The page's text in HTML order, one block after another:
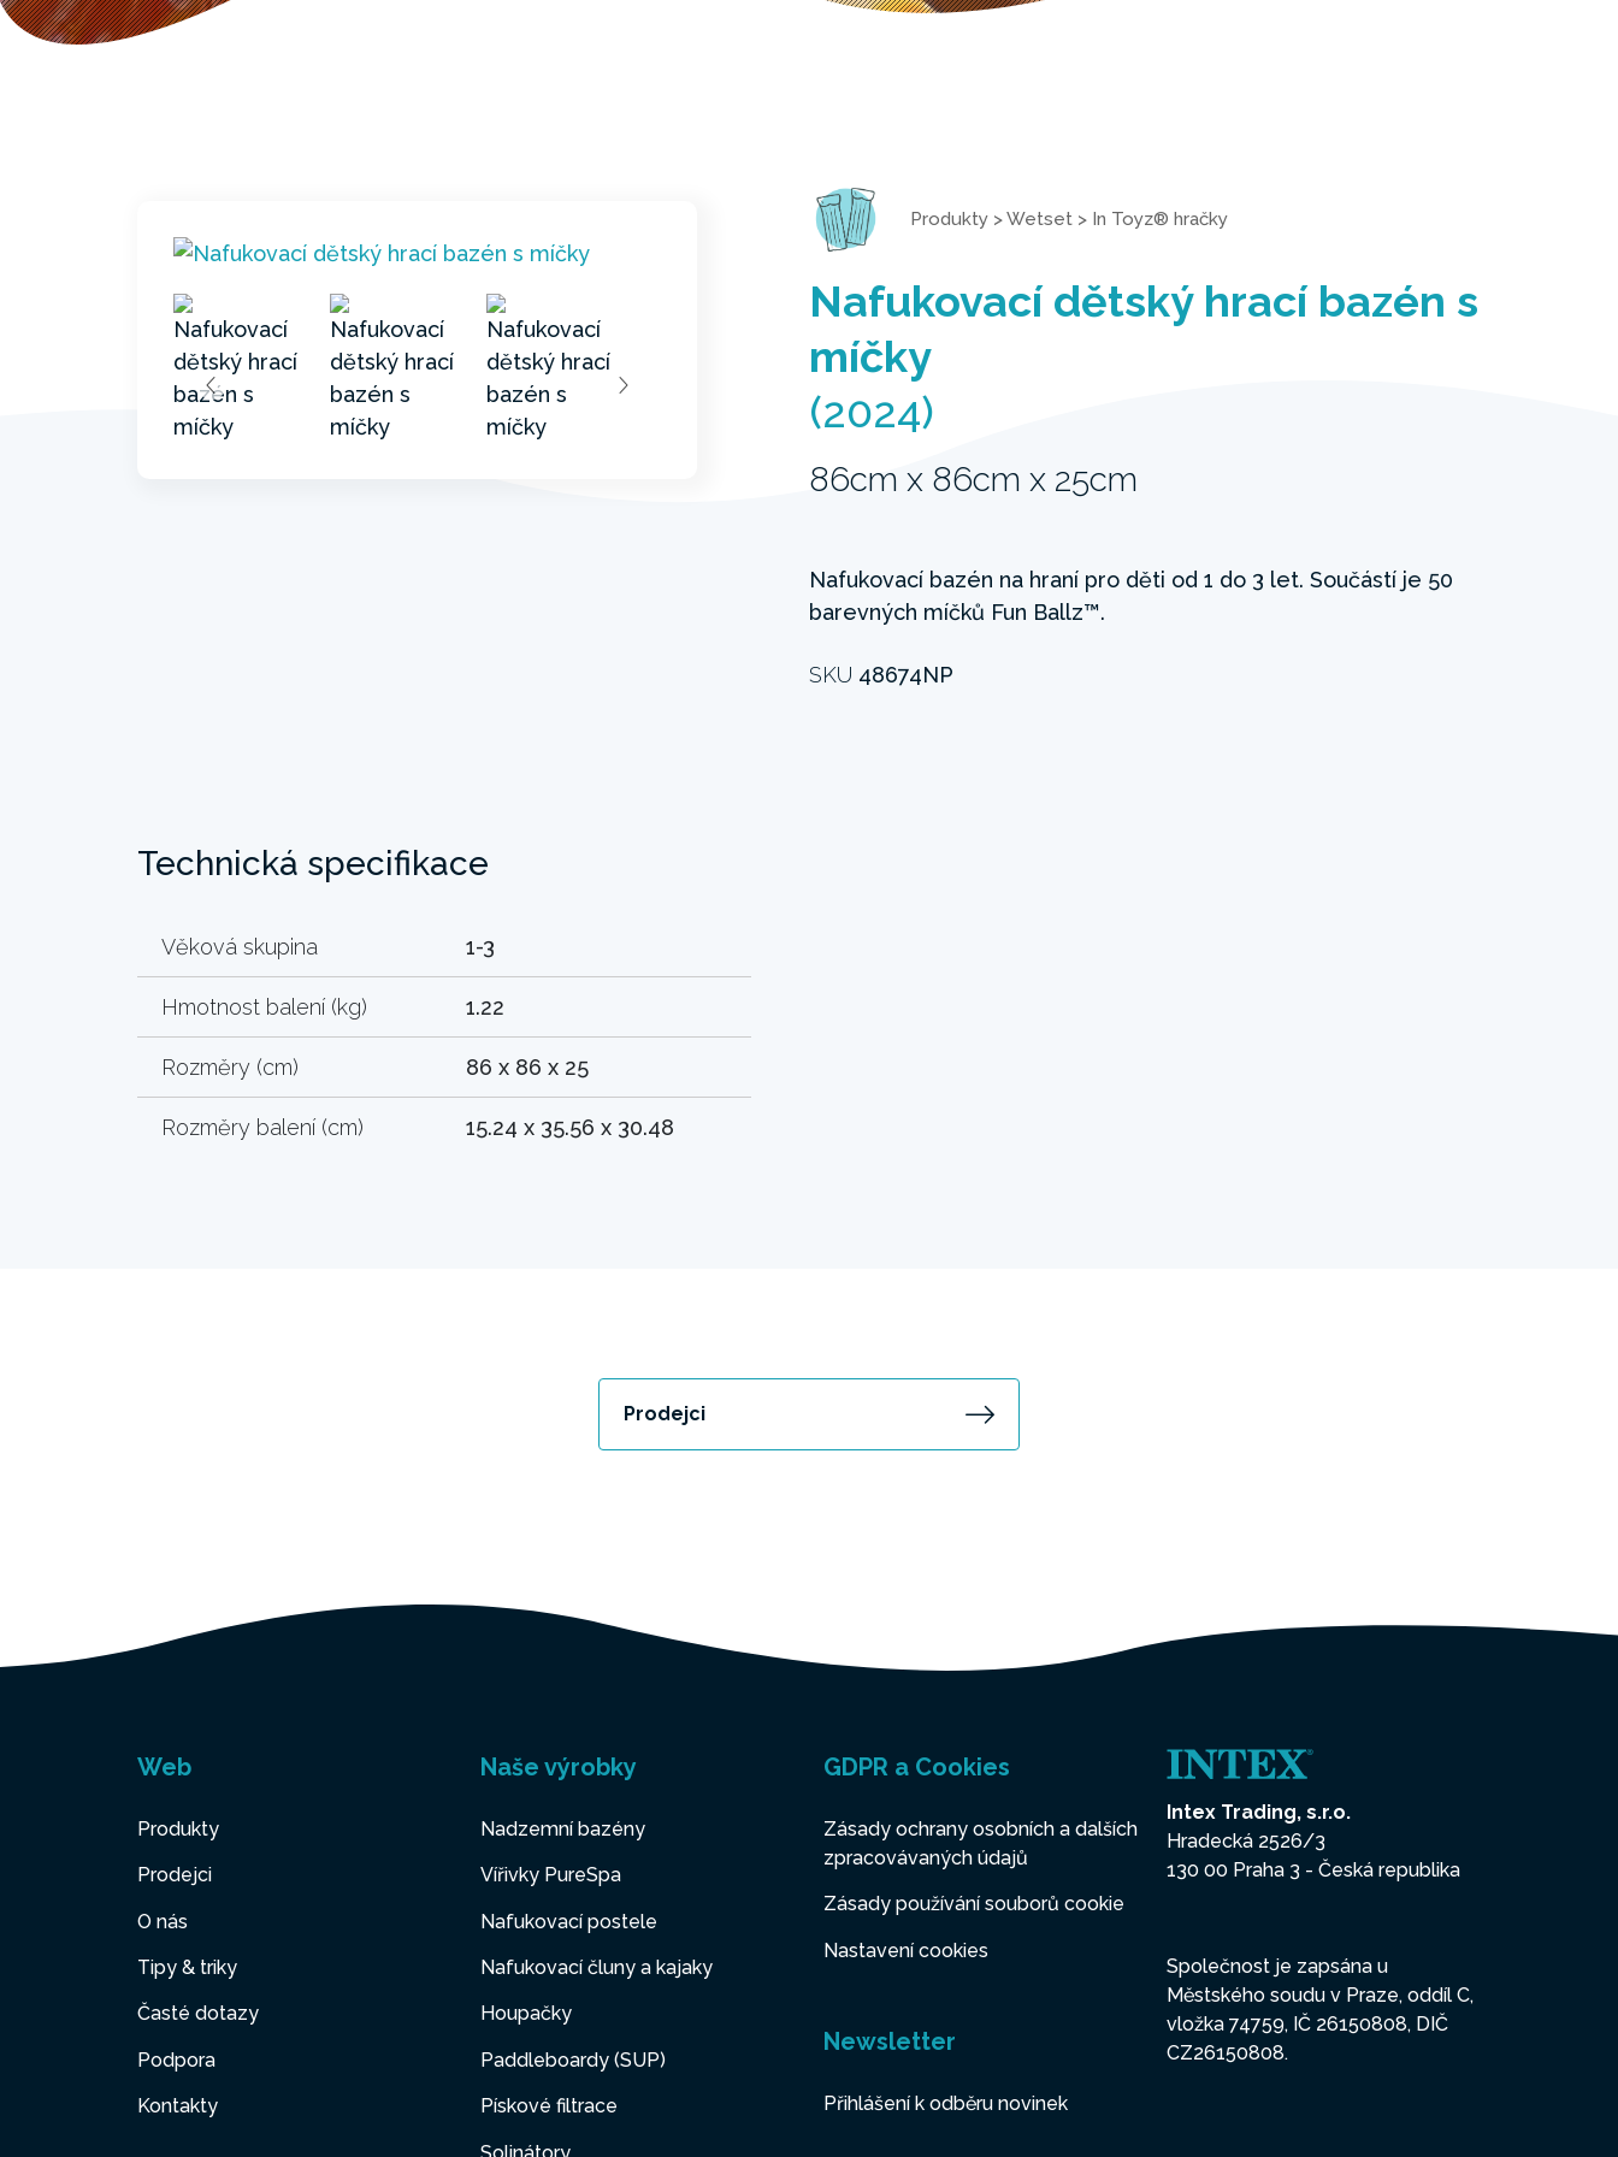
Produkty >Wetset > In Toyz® hračky
Nafukovací dětský hrací bazén s
míčky
(2024)
86cm x 86cm x 25cm
Nafukovací bazén na hraní pro děti od 1 do 3 let. Součástí je 50
barevných míčků Fun Ballz™.
SKU 48674NP
Technická specifikace
Věková skupina 1-3
Hmotnost balení (kg) 1.22
Rozměry (cm) 86 x 86 x 25
Rozměry balení (cm) 15.24 x 35.56 x 30.48
Prodejci
Web
Produkty
Prodejci
O nás
Tipy & triky
Časté dotazy
Podpora
Kontakty
Naše výrobky
Nadzemní bazény
Vířivky PureSpa
Nafukovací postele
Nafukovací čluny a kajaky
Houpačky
Paddleboardy (SUP)
Pískové filtrace
Solinátory
GDPR a Cookies
Zásady ochrany osobních a dalších
zpracovávaných údajů
Zásady používání souborů cookie
Nastavení cookies
Newsletter
Přihlášení k odběru novinek
Intex Trading, s.r.o.
Hradecká 2526/3
130 00 Praha 3 - Česká republika
Společnost je zapsána u
Městského soudu v Praze, oddíl C,
vložka 74759, IČ 26150808, DIČ
CZ26150808.